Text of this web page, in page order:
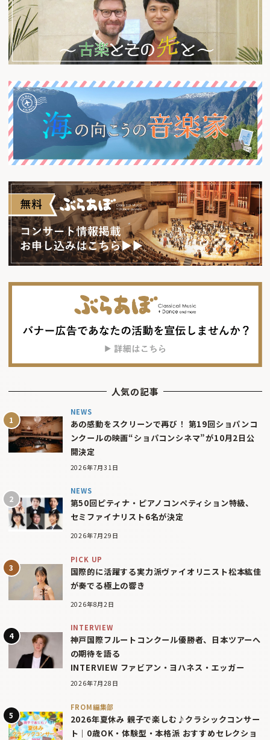
人気の記事
NEWS
あの感動をスクリーンで再び！ 第19回ショパンコ
ンクールの映画“ショパコンシネマ”が10月2日公
開決定
2026年7月31日
NEWS
第50回ピティナ・ピアノコンペティション特級、
セミファイナリスト6名が決定
2026年7月29日
PICK UP
国際的に活躍する実力派ヴァイオリニスト松本紘佳
が奏でる極上の響き
2026年8月2日
INTERVIEW
神戸国際フルートコンクール優勝者、日本ツアーへ
の期待を語る
INTERVIEW ファビアン・ヨハネス・エッガー
2026年7月28日
FROM編集部
2026年夏休み 親子で楽しむ♪クラシックコンサー
ト｜0歳OK・体験型・本格派 おすすめセレクショ